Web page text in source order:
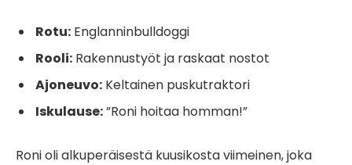
Rotu: Englanninbulldoggi
Rooli: Rakennustyöt ja raskaat nostot
Ajoneuvo: Keltainen puskutraktori
Iskulause:”Roni hoitaa homman!”
Roni oli alkuperäisestä kuusikosta viimeinen, joka